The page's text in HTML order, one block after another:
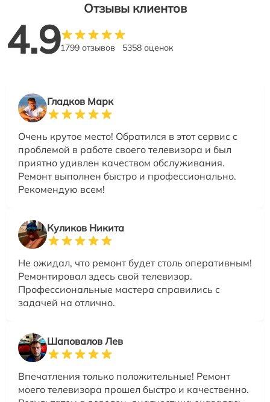
Отзывы клиентов
4.91799 отзывов 5358 оценок
Гладков Марк
Очень крутое место! Обратился в этот сервис с
проблемой в работе своего телевизора и был
приятно удивлен качеством обслуживания.
Ремонт выполнен быстро и профессионально.
Рекомендую всем!
Куликов Никита
Не ожидал, что ремонт будет столь оперативным!
Ремонтировал здесь свой телевизор.
Профессиональные мастера справились с
задачей на отлично.
Шаповалов Лев
Впечатления только положительные! Ремонт
моего телевизора прошел быстро и качественно.